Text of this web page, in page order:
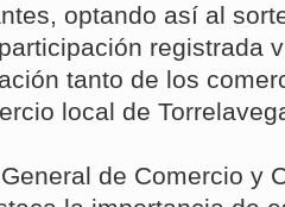
optando así al
registrada
tanto de los
local de
de Comercio y